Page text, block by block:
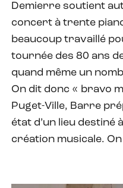
Demierre soutient
concert à trente
beaucoup travaillé
tournée des 80 ans
quand même un
On dit donc « bravo
Puget-Ville, Barre
état d’un lieu destiné
création musicale.